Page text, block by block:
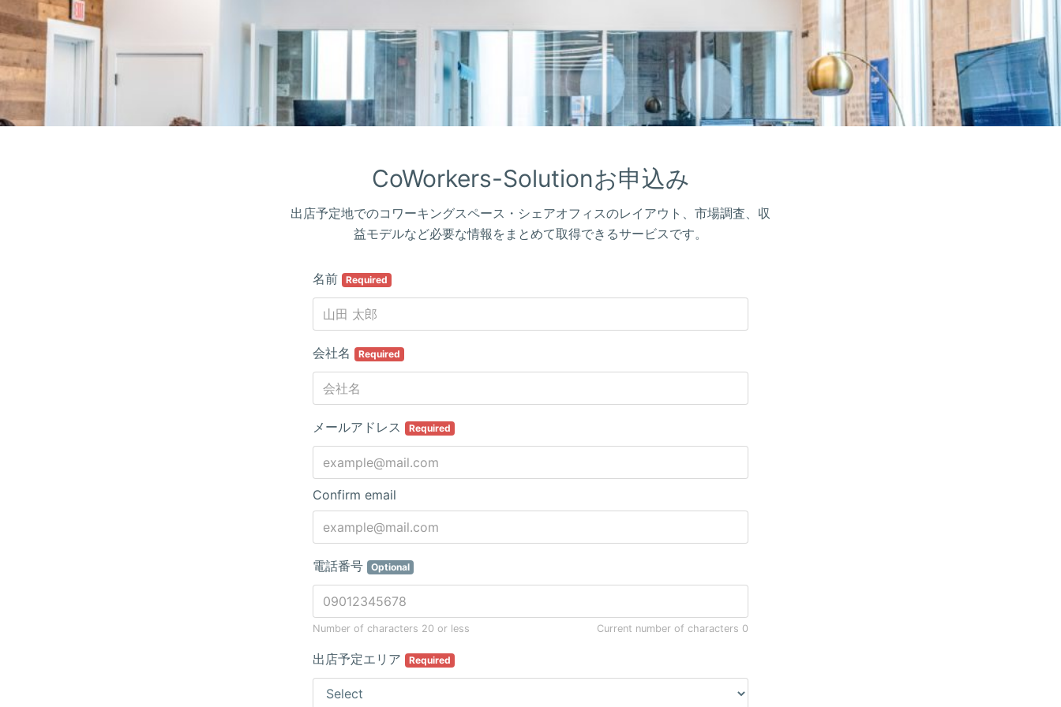
CoWorkers-Solutionお申込み
出店予定地でのコワーキングスペース・シェアオフィスのレイアウト、市場調査、収
益モデルなど必要な情報をまとめて取得できるサービスです。
名前 Required
会社名 Required
メールアドレス Required
Confirm email
電話番号 Optional
Number of characters 20 or less Current number of characters 0
出店予定エリア Required